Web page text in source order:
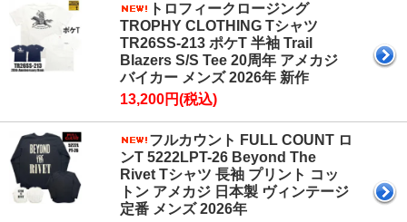
トロフィークロージング
TROPHY CLOTHING Tシャツ
TR26SS-213 ポケT 半袖 Trail
Blazers S/S Tee 20周年 アメカジ
バイカー メンズ 2026年 新作
13,200円(税込)
フルカウント FULL COUNT ロ
ンT 5222LPT-26 Beyond The
Rivet Tシャツ 長袖 プリント コッ
トン アメカジ 日本製 ヴィンテージ
定番 メンズ 2026年